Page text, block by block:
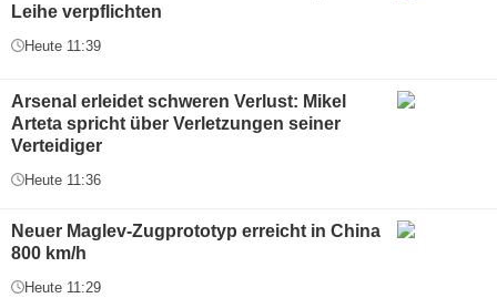
Leihe verpflichten
Heute 11:39
Arsenal erleidet schweren Verlust: Mikel
Arteta spricht über Verletzungen seiner
Verteidiger
Heute 11:36
Neuer Maglev-Zugprototyp erreicht in China
800 km/h
Heute 11:29